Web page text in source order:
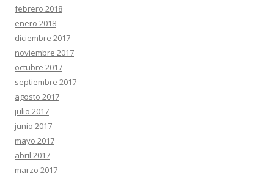
febrero 2018
enero 2018
diciembre 2017
noviembre 2017
octubre 2017
septiembre 2017
agosto 2017
julio 2017
junio 2017
mayo 2017
abril 2017
marzo 2017